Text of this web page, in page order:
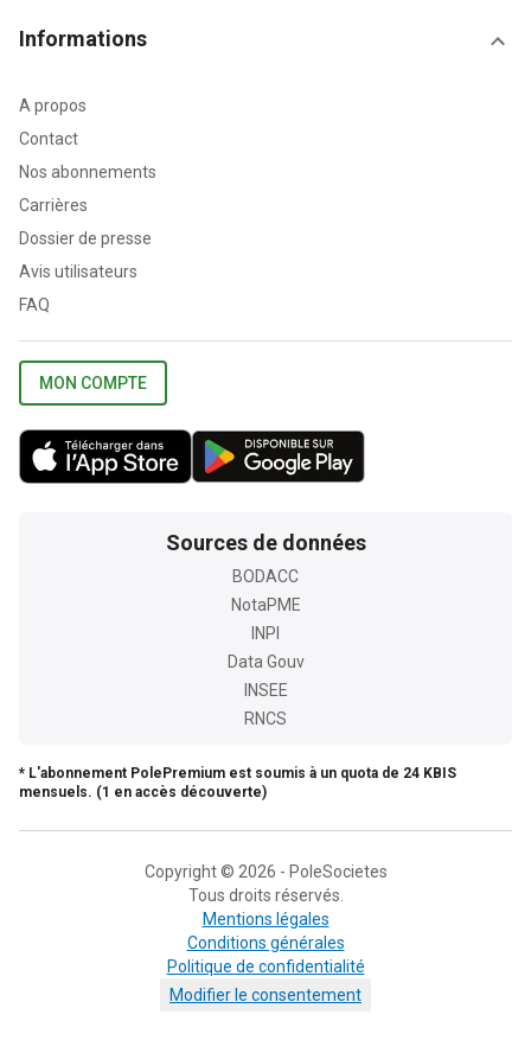
Informations
A propos
Contact
Nos abonnements
Carrières
Dossier de presse
Avis utilisateurs
FAQ
MON COMPTE
Sources de données
BODACC
NotaPME
INPI
Data Gouv
INSEE
RNCS
* L'abonnement PolePremium est soumis à un quota de 24 KBIS
mensuels. (1 en accès découverte)
Copyright © 2026 - PoleSocietes
Tous droits réservés.
Mentions légales
Conditions générales
Politique de confidentialité
Modifier le consentement